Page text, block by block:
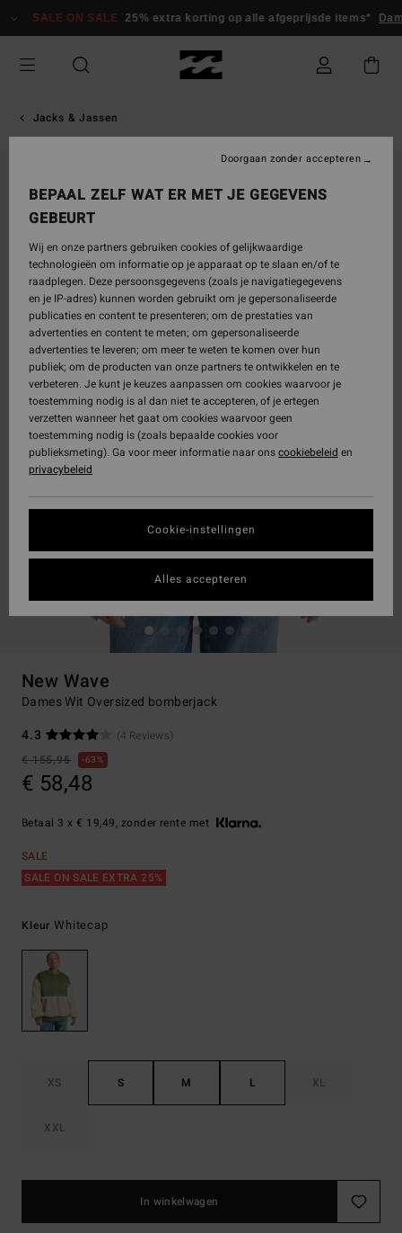
naar
SALE ON SALE 25% extra korting op alle afgeprijsde items*
Jacks & Jassen
New Wave
Dames Wit Oversized bomberjack
4.3
(4 Reviews)
€ 155,95
63%
€ 58,48
Betaal 3 x € 19,49, zonder rente met
SALE
SALE ON SALE EXTRA 25%
KleurWhitecap
XS S M L XL
XXL
In winkelwagen
BEPAAL ZELF WAT ER MET JE GEGEVENS
GEBEURT
Wij en onze partners gebruiken cookies of gelijkwaardige
technologieën om informatie op je apparaat op te slaan en/of te
raadplegen. Deze persoonsgegevens (zoals je navigatiegegevens
en je IP-adres) kunnen worden gebruikt om je gepersonaliseerde
publicaties en content te presenteren; om de prestaties van
advertenties en content te meten; om gepersonaliseerde
advertenties te leveren; om meer te weten te komen over hun
publiek; om de producten van onze partners te ontwikkelen en te
verbeteren. Je kunt je keuzes aanpassen om cookies waarvoor je
toestemming nodig is al dan niet te accepteren, of je ertegen
verzetten wanneer het gaat om cookies waarvoor geen
toestemming nodig is (zoals bepaalde cookies voor
publieksmeting). Ga voor meer informatie naar onscookiebeleid en
privacybeleid
Cookie-instellingen
Doorgaan zonder accepteren
Alles accepteren